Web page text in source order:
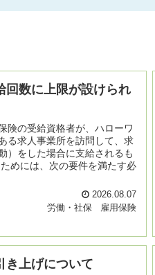
回数に上限が設けられ
険の受給資格者が、ハローワ
る求人事業所を訪問して、求
）をした場合に支給されるも
めには、次の要件を満たす必
2026.08.07
労働・社保
雇用保険
き上げについて